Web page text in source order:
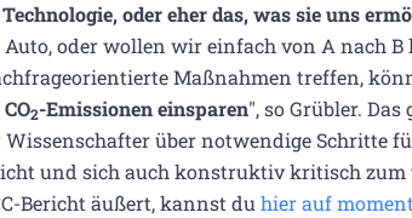
oder eher das, was sie uns
Auto, oder wollen wir einfach von A nach
Maßnahmen treffen,
2-Emissionen einsparen", so Grübler.
Wissenschafter über notwendige Schritte
und sich auch konstruktiv kritisch zum
Bericht äußert, kannst du hier auf